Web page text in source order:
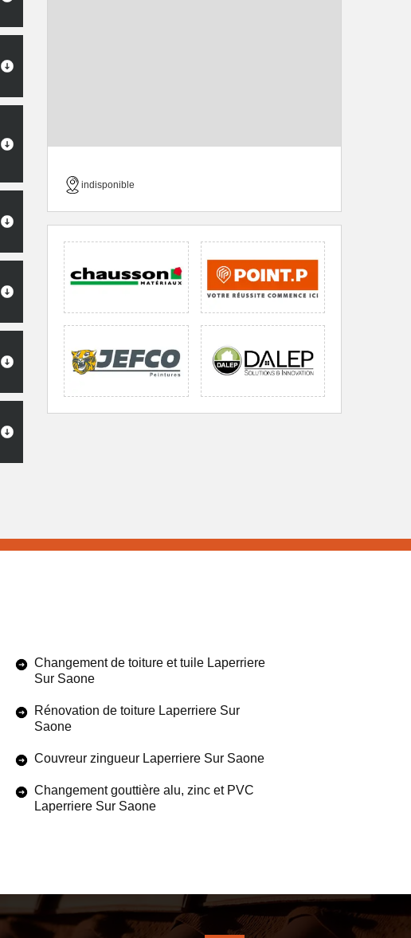
indisponible
Changement de toiture et tuile Laperriere
Sur Saone
Rénovation de toiture Laperriere Sur
Saone
Couvreur zingueur Laperriere Sur Saone
Changement gouttière alu, zinc et PVC
Laperriere Sur Saone